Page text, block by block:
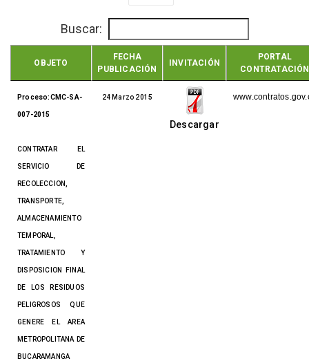
Buscar:
OBJETO
FECHA
PUBLICACIÓN
INVITACIÓN
PORTAL
CONTRATACIÓN
Proceso:CMC-SA-
007-2015
CONTRATAR EL
SERVICIO DE
RECOLECCION,
TRANSPORTE,
ALMACENAMIENTO
TEMPORAL,
TRATAMIENTO Y
DISPOSICION FINAL
DE LOS RESIDUOS
PELIGROSOS QUE
GENERE EL AREA
METROPOLITANA DE
BUCARAMANGA
24 Marzo 2015
Descargar